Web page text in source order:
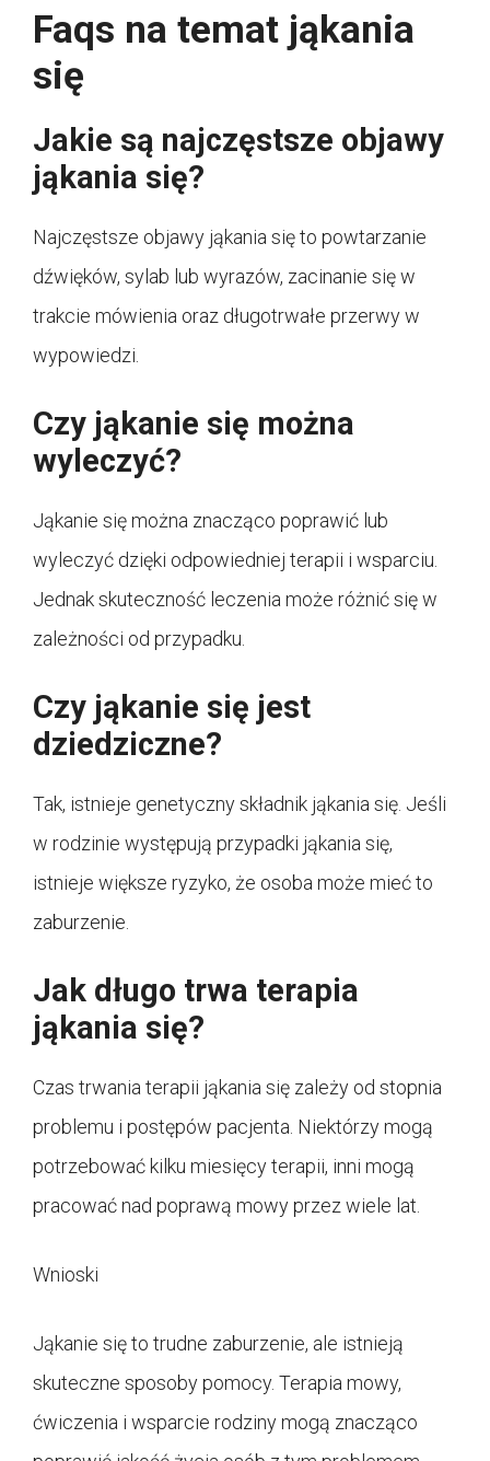
Faqs na temat jąkania
się
Jakie są najczęstsze objawy
jąkania się?
Najczęstsze objawy jąkania się to powtarzanie
dźwięków, sylab lub wyrazów, zacinanie się w
trakcie mówienia oraz długotrwałe przerwy w
wypowiedzi.
Czy jąkanie się można
wyleczyć?
Jąkanie się można znacząco poprawić lub
wyleczyć dzięki odpowiedniej terapii i wsparciu.
Jednak skuteczność leczenia może różnić się w
zależności od przypadku.
Czy jąkanie się jest
dziedziczne?
Tak, istnieje genetyczny składnik jąkania się. Jeśli
w rodzinie występują przypadki jąkania się,
istnieje większe ryzyko, że osoba może mieć to
zaburzenie.
Jak długo trwa terapia
jąkania się?
Czas trwania terapii jąkania się zależy od stopnia
problemu i postępów pacjenta. Niektórzy mogą
potrzebować kilku miesięcy terapii, inni mogą
pracować nad poprawą mowy przez wiele lat.
Wnioski
Jąkanie się to trudne zaburzenie, ale istnieją
skuteczne sposoby pomocy. Terapia mowy,
ćwiczenia i wsparcie rodziny mogą znacząco